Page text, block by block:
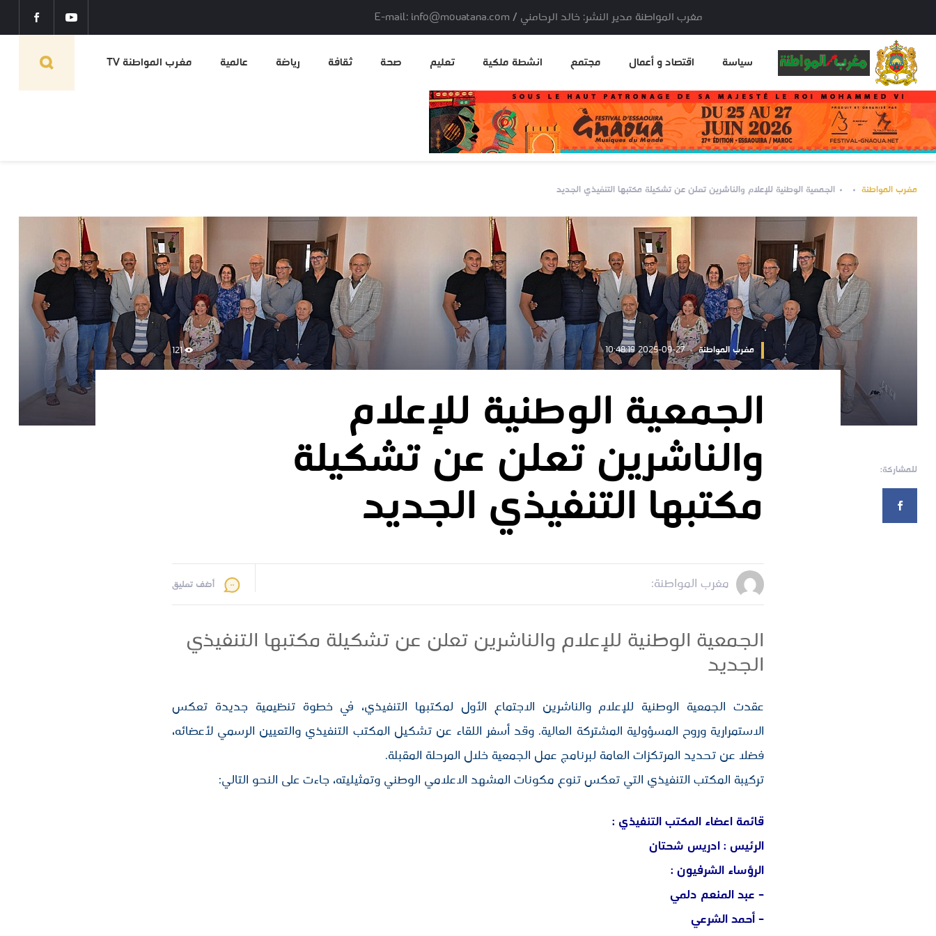
مغرب المواطنة مدير النشر: خالد الرحامني / E-mail: info@mouatana.com
سياسة اقتصاد و أعمال مجتمع انشطة ملكية تعليم صحة ثقافة رياضة عالمية مغرب المواطنة TV
مغرب المواطنة الجمعية الوطنية للإعلام والناشرين تعلن عن تشكيلة مكتبها التنفيذي الجديد
مغرب المواطنة 2025-09-27 10:48:19
121
للمشاركة:
الجمعية الوطنية للإعلام
والناشرين تعلن عن تشكيلة
مكتبها التنفيذي الجديد
مغرب المواطنة: أضف تعليق
الجمعية الوطنية للإعلام والناشرين تعلن عن تشكيلة مكتبها التنفيذي
الجديد
عقدت الجمعية الوطنية للإعلام والناشرين الاجتماع الأول لمكتبها التنفيذي، في خطوة تنظيمية جديدة تعكس
الاستمرارية وروح المسؤولية المشتركة العالية. وقد أسفر اللقاء عن تشكيل المكتب التنفيذي والتعيين الرسمي لأعضائه،
فضلا عن تحديد المرتكزات العامة لبرنامج عمل الجمعية خلال المرحلة المقبلة.
تركيبة المكتب التنفيذي التي تعكس تنوع مكونات المشهد الاعلامي الوطني وتمثيليته، جاءت على النحو التالي:
قائمة اعضاء المكتب التنفيذي :
الرئيس : ادريس شحتان
الرؤساء الشرفيون :
– عبد المنعم دلمي
– ⁠أحمد الشرعي